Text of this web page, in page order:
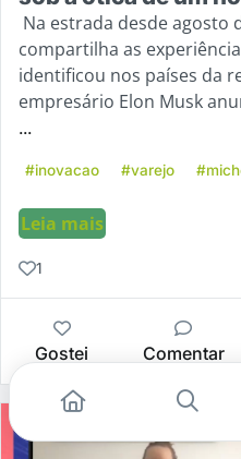
Na estrada desde agosto
compartilha as
identificou nos países da
empresário Elon Musk
...
#inovacao #varejo
Leia mais
1
Gostei Comentar